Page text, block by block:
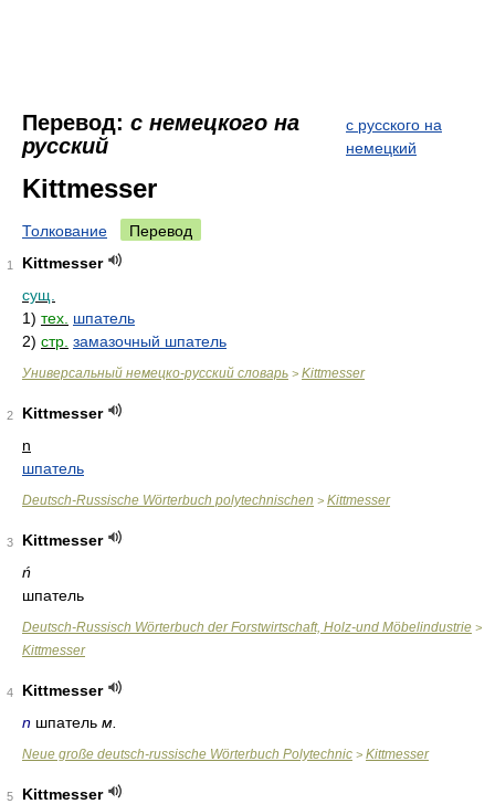
Перевод: с немецкого на
русский
с русского на
немецкий
Kittmesser
Толкование Перевод
1
Kittmesser
сущ.
1) тех. шпатель
2) стр. замазочный шпатель
Универсальный немецко-русский словарь > Kittmesser
2
Kittmesser
n
шпатель
Deutsch-Russische Wörterbuch polytechnischen > Kittmesser
3
Kittmesser
ń
шпатель
Deutsch-Russisch Wörterbuch der Forstwirtschaft, Holz-und Möbelindustrie >
Kittmesser
4
Kittmesser
n шпатель м.
Neue große deutsch-russische Wörterbuch Polytechnic > Kittmesser
5
Kittmesser